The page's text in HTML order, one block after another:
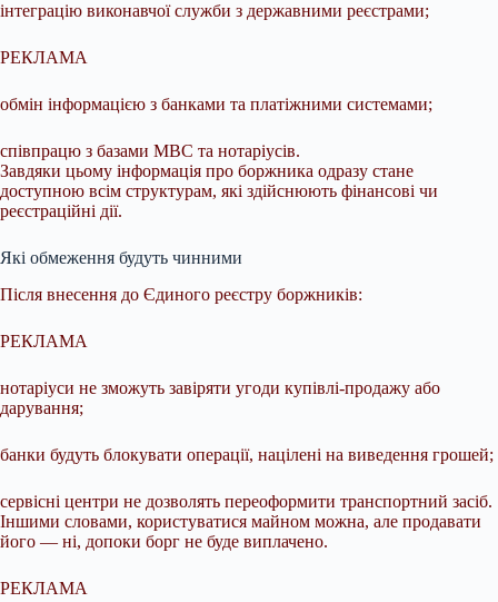
інтеграцію виконавчої служби з державними реєстрами;
РЕКЛАМА
обмін інформацією з банками та платіжними системами;
співпрацю з базами МВС та нотаріусів.
Завдяки цьому інформація про боржника одразу стане
доступною всім структурам, які здійснюють фінансові чи
реєстраційні дії.
Які обмеження будуть чинними
Після внесення до Єдиного реєстру боржників:
РЕКЛАМА
нотаріуси не зможуть завіряти угоди купівлі-продажу або
дарування;
банки будуть блокувати операції, націлені на виведення грошей;
сервісні центри не дозволять переоформити транспортний засіб.
Іншими словами, користуватися майном можна, але продавати
його — ні, допоки борг не буде виплачено.
РЕКЛАМА